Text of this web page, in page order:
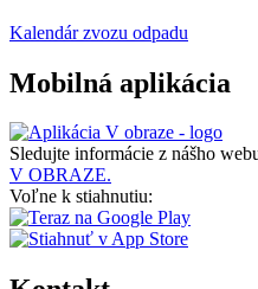
Kalendár zvozu odpadu
Mobilná aplikácia
Sledujte informácie z nášho
V OBRAZE.
Voľne k stiahnutiu: